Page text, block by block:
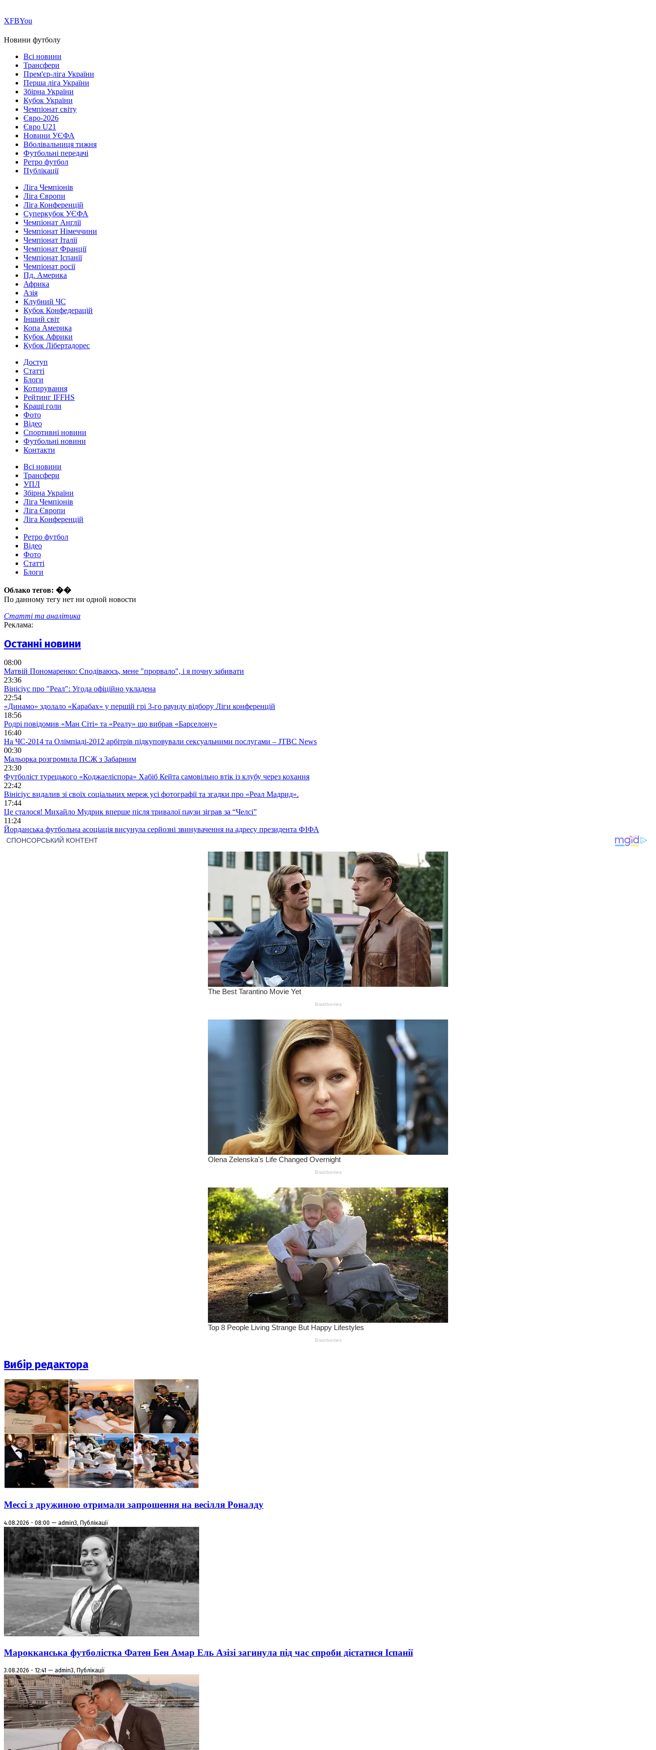
ХFBYou
Новини футболу
Всі новини
Трансфери
Прем'єр-ліга України
Перша ліга України
Збірна України
Кубок України
Чемпіонат світу
Євро-2026
Євро U21
Новини УЄФА
Вболівальниця тижня
Футбольні передачі
Ретро футбол
Публікації
Ліга Чемпіонів
Ліга Європи
Ліга Конференцій
Суперкубок УЄФА
Чемпіонат Англії
Чемпіонат Німеччини
Чемпіонат Італії
Чемпіонат Франції
Чемпіонат Іспанії
Чемпіонат росії
Пд. Америка
Африка
Азія
Клубний ЧС
Кубок Конфедерацій
Інший світ
Копа Америка
Кубок Африки
Кубок Лібертадорес
Доступ
Статті
Блоги
Котирування
Рейтинг IFFHS
Кращі голи
Фото
Відео
Спортивні новини
Футбольні новини
Контакти
Всі новини
Трансфери
УПЛ
Збірна України
Ліга Чемпіонів
Ліга Європи
Ліга Конференцій
Ретро футбол
Відео
Фото
Статті
Блоги
Облако тегов: ��
По данному тегу нет ни одной новости
Статті та аналітика
Реклама:
Останні новини
08:00
Матвій Пономаренко: Сподіваюсь, мене "прорвало", і я почну забивати
23:36
Вінісіус про "Реал": Угода офіційно укладена
22:54
«Динамо» здолало «Карабах» у першій грі 3-го раунду відбору Ліги конференцій
18:56
Родрі повідомив «Ман Сіті» та «Реалу» що вибрав «Барселону»
16:40
На ЧС-2014 та Олімпіаді-2012 арбітрів підкуповували сексуальними послугами – JTBC News
00:30
Мальорка розгромила ПСЖ з Забарним
23:30
Футболіст турецького «Коджаеліспора» Хабіб Кейта самовільно втік із клубу через кохання
22:42
Вінісіус видалив зі своїх соціальних мереж усі фотографії та згадки про «Реал Мадрид».
17:44
Це сталося! Михайло Мудрик вперше після тривалої паузи зіграв за “Челсі”
11:24
Йорданська футбольна асоціація висунула серйозні звинувачення на адресу президента ФІФА
Вибір редактора
Мессі з дружиною отримали запрошення на весілля Роналду
4.08.2026 - 08:00 — admin3, Публікації
Марокканська футболістка Фатен Бен Амар Ель Азізі загинула під час спроби дістатися Іспанії
3.08.2026 - 12:41 — admin3, Публікації